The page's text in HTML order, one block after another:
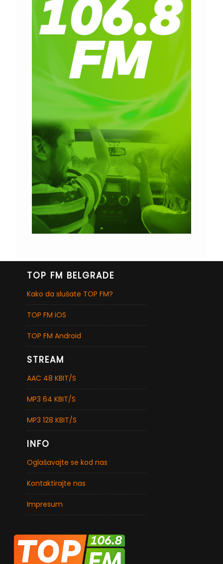
TOP FM BELGRADE
Kako da slušate TOP FM?
TOP FM iOS
TOP FM Android
STREAM
AAC 48 KBIT/S
MP3 64 KBIT/S
MP3 128 KBIT/S
INFO
Oglašavajte se kod nas
Kontaktirajte nas
Impresum